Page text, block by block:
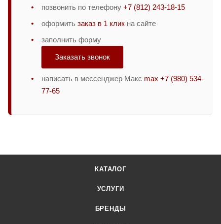
позвонить по телефону +7 (812) 243-18-15
оформить заказ в 1 клик на сайте
заполнить форму
Заказать звонок
написать в мессенджер Макс max +7 (980) 534-
77-65
КАТАЛОГ
УСЛУГИ
БРЕНДЫ